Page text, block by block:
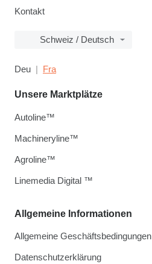
Kontakt
Schweiz / Deutsch
Deu Fra
Allgemeine Informationen
Allgemeine Geschäftsbedingungen
Datenschutzerklärung
Unsere Marktplätze
Autoline™
Machineryline™
Agroline™
Linemedia Digital ™